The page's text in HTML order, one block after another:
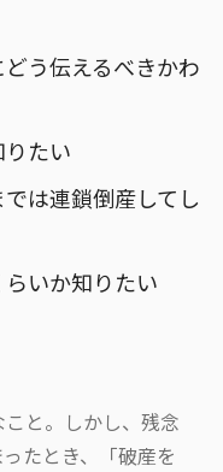
う伝えるべきかわ
たい
は連鎖倒産してし
いか知りたい
と。しかし、残念
たとき、「破産を